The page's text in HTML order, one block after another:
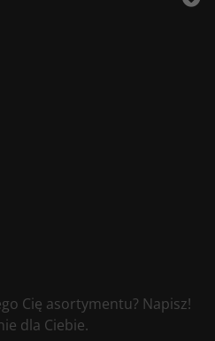
Cię asortymentu? Napisz!
dla Ciebie.